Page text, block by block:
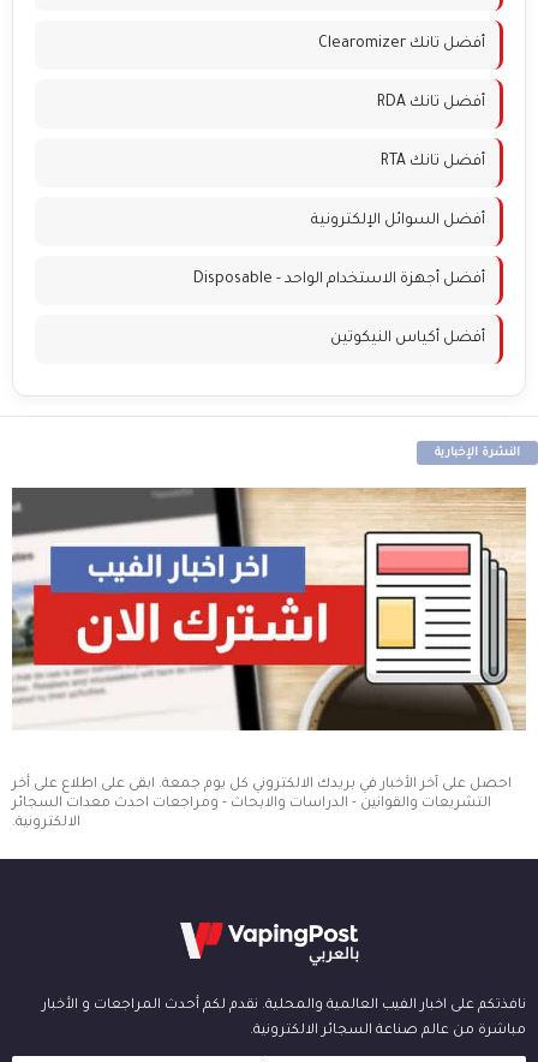
أفضل تانك Clearomizer
أفضل تانك RDA
أفضل تانك RTA
أفضل السوائل الإلكترونية
أفضل أجهزة الاستخدام الواحد - Disposable
أفضل أكياس النيكوتين
النشرة الإخبارية
احصل على آخر الأخبار في بريدك الالكتروني كل يوم جمعة. ابقى على اطلاع على أخر
التشريعات والقوانين - الدراسات والابحاث - ومراجعات احدث معدات السجائر
الالكترونية.
نافذتكم على اخبار الفيب العالمية والمحلية. نقدم لكم أحدث المراجعات و الأخبار
مباشرة من عالم صناعة السجائر الالكترونية.